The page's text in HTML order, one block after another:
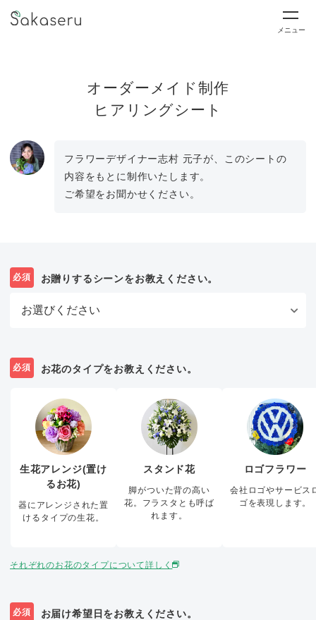
メニュー
オーダーメイド制作
ヒアリングシート
フラワーデザイナー志村 元子が、このシートの
内容をもとに制作いたします。
ご希望をお聞かせください。
必須 お贈りするシーンをお教えください。
必須 お花のタイプをお教えください。
生花アレンジ(置け
るお花)
器にアレンジされた置
けるタイプの生花。
スタンド花
脚がついた背の高い
花。フラスタとも呼ば
れます。
ロゴフラワー
会社ロゴやサービス
ゴを表現します。
それぞれのお花のタイプについて詳しく
必須 お届け希望日をお教えください。